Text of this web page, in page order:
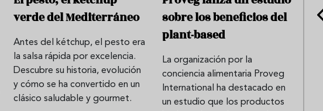
verde del Mediterráneo
Antes del kétchup, el pesto era
la salsa rápida por excelencia.
Descubre su historia, evolución
y cómo se ha convertido en un
clásico saludable y gourmet.
sobre los beneficios del
plant-based
La organización por la
conciencia alimentaria Proveg
International ha destacado en
un estudio que los productos
Sopa fría de sandía: el plato
que querrás repetir todo el
Cinco cremas frías de verduras
que querrás repetir todo agosto